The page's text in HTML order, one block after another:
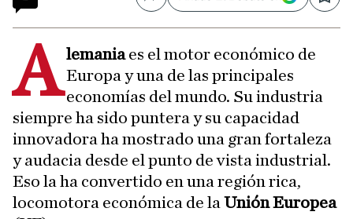
A lemaniaes el motor económico de
Europa y una de las principales
economías del mundo. Su industria
siempre ha sido puntera y su capacidad
innovadora ha mostrado una gran fortaleza
y audacia desde el punto de vista industrial.
Eso la ha convertido en una región rica,
locomotora económica de la Unión Europea